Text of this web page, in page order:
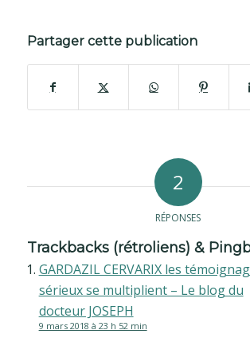
Partager cette publication
2
RÉPONSES
Trackbacks (rétroliens) &
GARDAZIL CERVARIX les
sérieux se multiplient – Le blog du
docteur JOSEPH
9 mars 2018 à 23 h 52 min